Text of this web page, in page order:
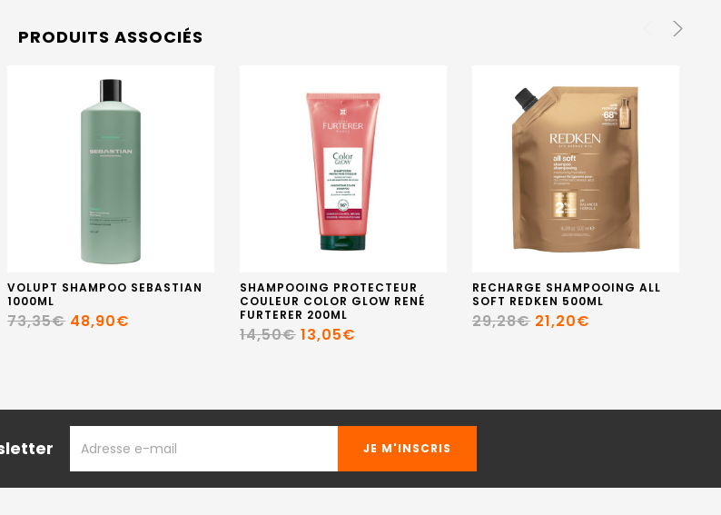
PRODUITS ASSOCIÉS
VOLUPT SHAMPOO SEBASTIAN
1000ML
73,35€ 48,90€
SHAMPOOING PROTECTEUR
COULEUR COLOR GLOW RENÉ
FURTERER 200ML
14,50€ 13,05€
RECHARGE SHAMPOOING ALL
SOFT REDKEN 500ML
29,28€ 21,20€
EMAIL